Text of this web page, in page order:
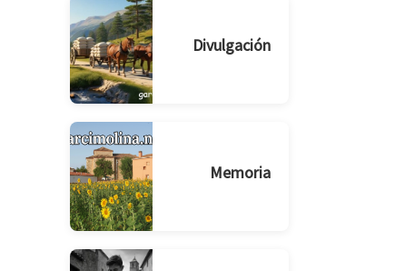
Divulgación
Memoria